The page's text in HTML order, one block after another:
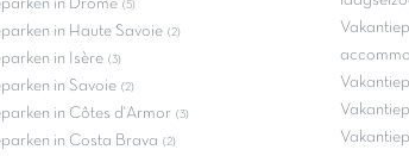
in Drôme (5)
in Haute Savoie (2)
in Isère (3)
in Savoie (2)
in Côtes d'Armor (3)
in Costa Brava (2)